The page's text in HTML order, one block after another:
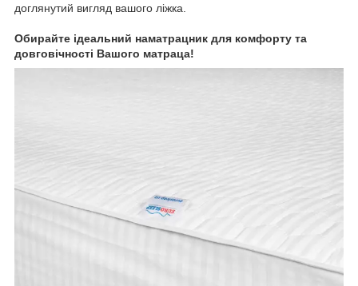
доглянутий вигляд вашого ліжка.
Обирайте ідеальний наматрацник для комфорту та
довговічності Вашого матраца!